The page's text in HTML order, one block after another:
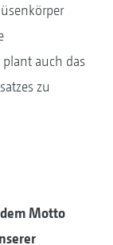
auch das
zu
Motto